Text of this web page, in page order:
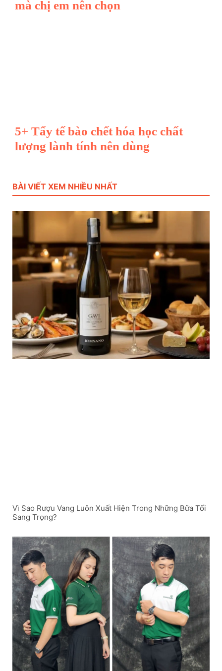
mà chị em nên chọn
5+ Tẩy tế bào chết hóa học chất
lượng lành tính nên dùng
BÀI VIẾT XEM NHIỀU NHẤT
Vì Sao Rượu Vang Luôn Xuất Hiện Trong Những Bữa Tối
Sang Trọng?